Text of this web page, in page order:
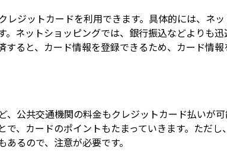
レジットカードを利用できます。具体的には、ネ
。ネットショッピングでは、銀行振込などよりも
すると、カード情報を登録できるため、カード情
、公共交通機関の料金もクレジットカード払いが
で、カードのポイントもたまっていきます。ただ
るので、注意が必要です。